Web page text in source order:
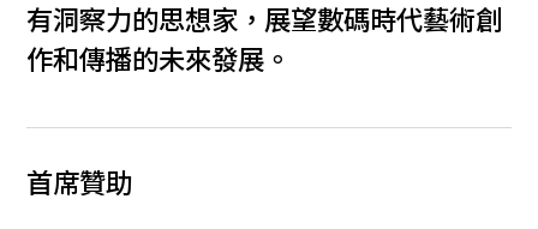
有洞察力的思想家，展望數碼時代藝術創
作和傳播的未來發展。
首席贊助